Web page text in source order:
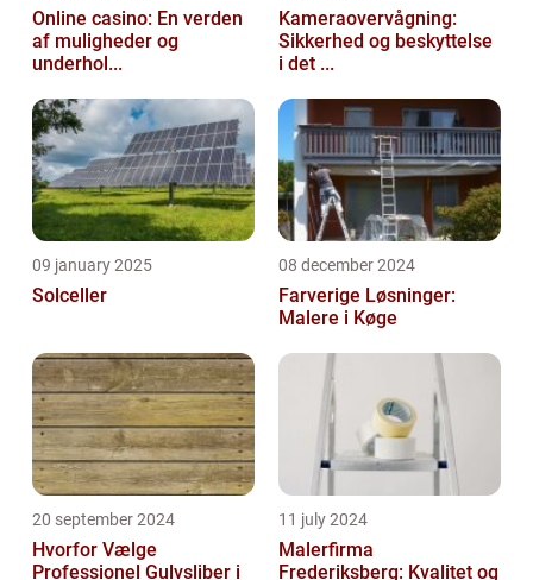
Online casino: En verden
af muligheder og
underhol...
Kameraovervågning:
Sikkerhed og beskyttelse
i det ...
09 january 2025
Solceller
08 december 2024
Farverige Løsninger:
Malere i Køge
20 september 2024
Hvorfor Vælge
Professionel Gulvsliber i
11 july 2024
Malerfirma
Frederiksberg: Kvalitet og